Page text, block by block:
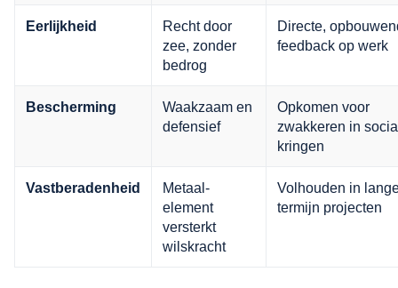
Eerlijkheid
Recht door
zee, zonder
bedrog
Directe,
feedback op werk
Bescherming
Waakzaam en
defensief
Opkomen voor
zwakkeren in
kringen
Vastberadenheid
Metaal-
element
versterkt
wilskracht
Volhouden in
termijn projecten